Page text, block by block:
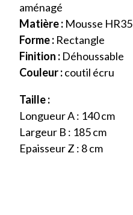
aménagé
Matière : Mousse HR35
Forme : Rectangle
Finition : Déhoussable
Couleur :coutil écru
Taille :
Longueur A : 140 cm
Largeur B : 185 cm
Epaisseur Z : 8 cm